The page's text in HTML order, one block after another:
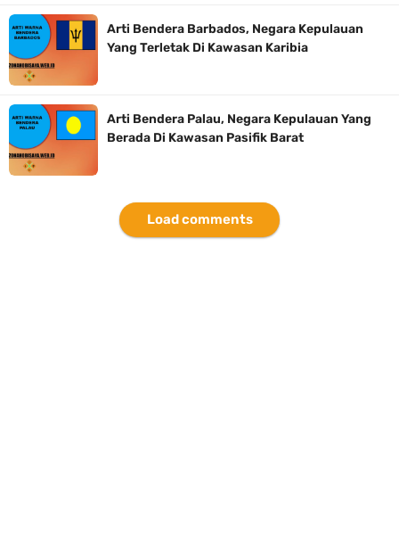
Arti Bendera Barbados, Negara Kepulauan
Yang Terletak Di Kawasan Karibia
Arti Bendera Palau, Negara Kepulauan Yang
Berada Di Kawasan Pasifik Barat
Load comments